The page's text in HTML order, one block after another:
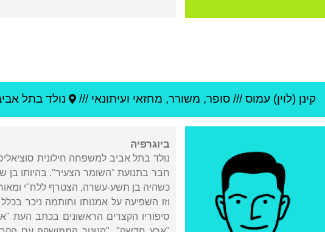
קינן (לוין) עמוס/// סופר, משורר, מחזאי ועיתונאי /// נולד בתל
ביוגרפיה
נולד בתל אביב למשפחה חילונית
כשהיה בן תשע-עשרה, הצטרף ללח"י
וזו השפיעה על אמנותו וחותמה ניכר